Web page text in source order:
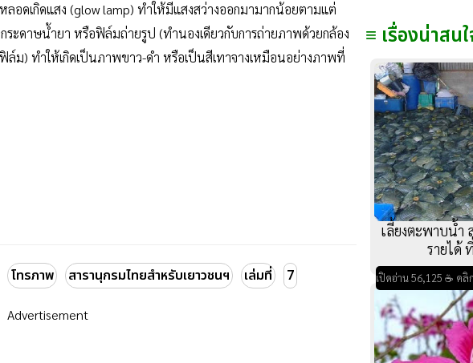
อดเกิดแสง (glow lamp) ทำให้มีแสงสว่างออกมามากน้อยตามแต่
ะดาษน้ำยา หรือฟิล์มถ่ายรูป (ทำนองเดียวกับการถ่ายภาพด้วยกล้อง
ม) ทำให้เกิดเป็นภาพขาว-ดำ หรือเป็นสีเทาจางเหมือนอย่างภาพที่
โทรภาพ สารานุกรมไทยสำหรับเยาวชนฯ เล่มที่ 7
Advertisement
≡ เรื่องน่าสน
เลี้ยงตะพาบน้ำ
รายได้
เปิดอ่าน 56,125 ☕ คลิ